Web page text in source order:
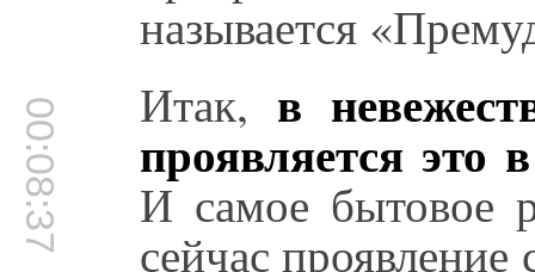
называется
00:08:37 Итак, в
проявляется это
И самое бытовое
сейчас проявление